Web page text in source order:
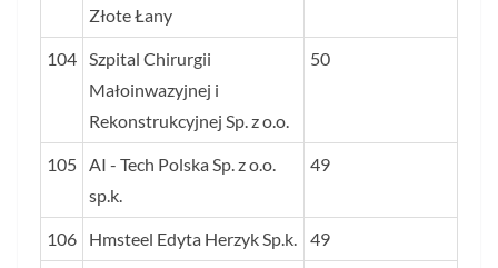
Złote Łany
104 Szpital Chirurgii
Małoinwazyjnej i
Rekonstrukcyjnej Sp. z o.o.
50
105 AI - Tech Polska Sp. z o.o.
sp.k.
49
106 Hmsteel Edyta Herzyk Sp.k. 49